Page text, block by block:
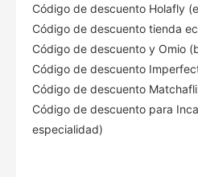
Código de descuento Holafly
Código de descuento tienda
Código de descuento y Omio
Código de descuento
Código de descuento
Código de descuento para
especialidad)